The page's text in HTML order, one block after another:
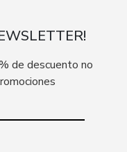
de descuento no